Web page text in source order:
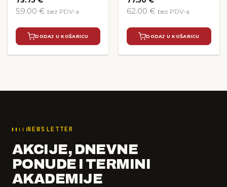
59.00 € bez PDV-a
DODAJ U KOŠARICU
62.00 € bez PDV-a
DODAJ U KOŠARICU
NEWSLETTER
AKCIJE, DNEVNE
PONUDE I TERMINI
AKADEMIJE